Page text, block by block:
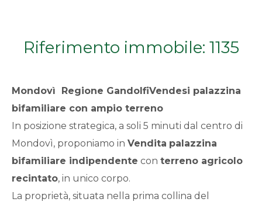
Riferimento immobile: 1135
Mondovì  Regione GandolfiVendesi palazzina
bifamiliare con ampio terreno
In posizione strategica, a soli 5 minuti dal centro di
Mondovì, proponiamo inVendita palazzina
bifamiliare indipendente conterreno agricolo
recintato, in unico corpo.
La proprietà, situata nella prima collina del
1
4
5